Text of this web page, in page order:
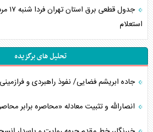
استعلام
تحلیل های برگزیده
جاده ابریشم فضایی/ نفوذ راهبردی و
انصارالله و تثبیت معادله «محاصره برابر